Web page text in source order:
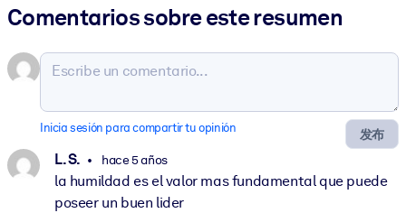
Comentarios sobre este resumen
发布
Inicia sesión para compartir tu opinión
L. S. hace 5 años
la humildad es el valor mas fundamental que puede
poseer un buen lider